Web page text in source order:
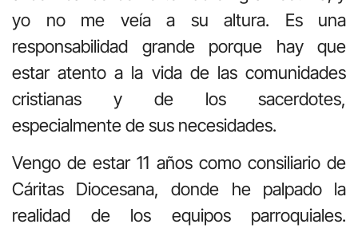
yo no me veía a su altura. Es una
responsabilidad grande porque hay que
estar atento a la vida de las comunidades
cristianas y de los sacerdotes,
especialmente de sus necesidades.
Vengo de estar 11 años como consiliario de
Cáritas Diocesana, donde he palpado la
realidad de los equipos parroquiales.